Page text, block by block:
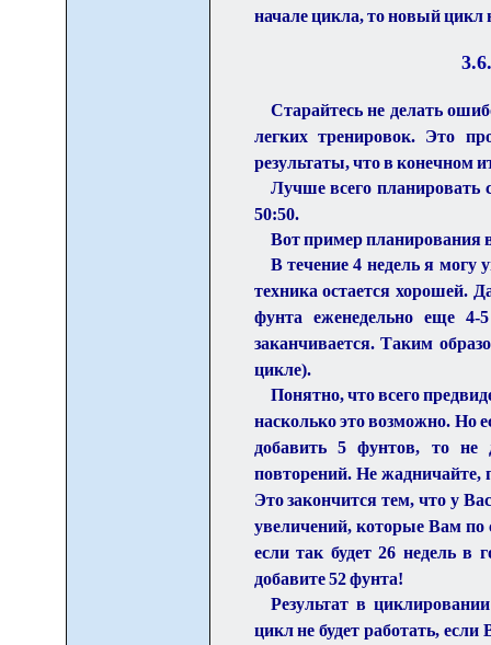
начале цикла, то новый цикл
3.6
Старайтесь не делать
легких тренировок. Это
результаты, что в конечном
Лучше всего планировать
50:50.
Вот пример планирования
В течение 4 недель я могу
техника остается хорошей.
фунта еженедельно еще
заканчивается. Таким
цикле).
Понятно, что всего
насколько это возможно. Но
добавить 5 фунтов, то не
повторений. Не жадничайте,
Это закончится тем, что у
увеличений, которые Вам
если так будет 26 недель в
добавите 52 фунта!
Результат в
цикл не будет работать,